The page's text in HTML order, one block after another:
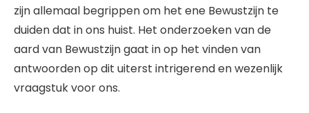
zijn allemaal begrippen om het ene Bewustzijn te
duiden dat in ons huist. Het onderzoeken van de
aard van Bewustzijn gaat in op het vinden van
antwoorden op dit uiterst intrigerend en wezenlijk
vraagstuk voor ons.